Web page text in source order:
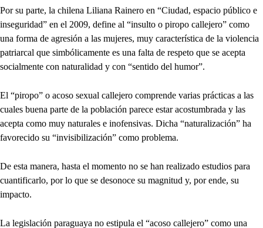
Por su parte, la chilena Liliana Rainero en “Ciudad, espacio público e
inseguridad” en el 2009, define al “insulto o piropo callejero” como
una forma de agresión a las mujeres, muy característica de la violencia
patriarcal que simbólicamente es una falta de respeto que se acepta
socialmente con naturalidad y con “sentido del humor”.
El “piropo” o acoso sexual callejero comprende varias prácticas a las
cuales buena parte de la población parece estar acostumbrada y las
acepta como muy naturales e inofensivas. Dicha “naturalización” ha
favorecido su “invisibilización” como problema.
De esta manera, hasta el momento no se han realizado estudios para
cuantificarlo, por lo que se desonoce su magnitud y, por ende, su
impacto.
La legislación paraguaya no estipula el “acoso callejero” como una